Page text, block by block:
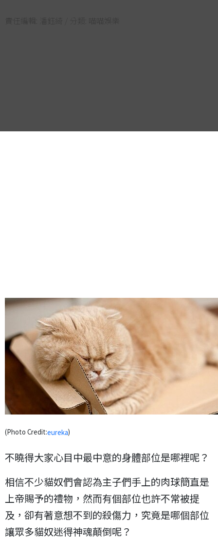
責任編輯: 潘鈺綺 / 分類: 喵喵娛樂
(Photo Credit:eureka)
不曉得大家心目中最中意的身體部位是哪裡呢？
相信不少貓奴們會認為主子們手上的肉球簡直是
上帝賜予的禮物，然而有個部位也許不常被提
及，卻有著意想不到的殺傷力，究竟是哪個部位
讓眾多貓奴迷得神魂顛倒呢？